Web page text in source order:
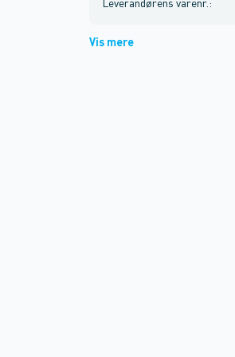
Leverandørens varenr. :
Vis mere